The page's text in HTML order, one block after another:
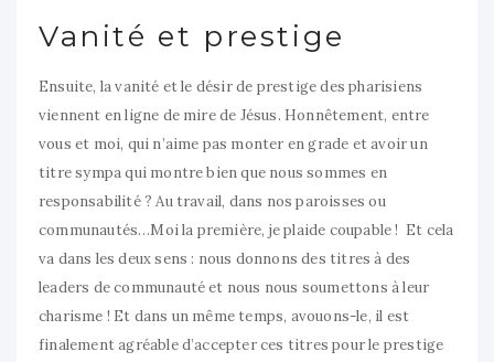
Vanité et prestige
Ensuite, la vanité et le désir de prestige des pharisiens
viennent en ligne de mire de Jésus. Honnêtement, entre
vous et moi, qui n’aime pas monter en grade et avoir un
titre sympa qui montre bien que nous sommes en
responsabilité ? Au travail, dans nos paroisses ou
communautés…Moi la première, je plaide coupable ! Et cela
va dans les deux sens : nous donnons des titres à des
leaders de communauté et nous nous soumettons à leur
charisme ! Et dans un même temps, avouons-le, il est
finalement agréable d’accepter ces titres pour le prestige